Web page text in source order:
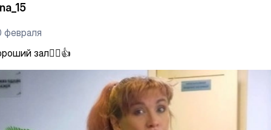
февраля
зал🧘‍♀️👍